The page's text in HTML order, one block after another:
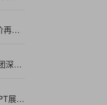
光大期货11!1:1热点追踪：金价再度大涨，现在买还能赚吗？
中国‘有’色集‘团’与铜陵有色集团深入交流
共探—数智未来：中兴通讯在PT展发布多项创新成果